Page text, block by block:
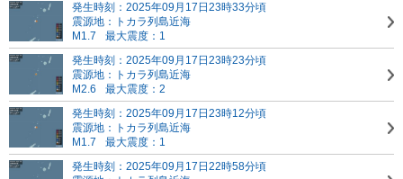
発生時刻：2025年09月17日23時33分頃
震源地：トカラ列島近海
M1.7
最大震度：1
発生時刻：2025年09月17日23時23分頃
震源地：トカラ列島近海
M2.6
最大震度：2
発生時刻：2025年09月17日23時12分頃
震源地：トカラ列島近海
M1.7
最大震度：1
発生時刻：2025年09月17日22時58分頃